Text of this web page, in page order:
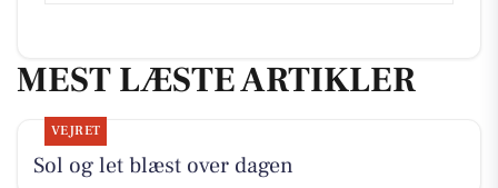
MEST LÆSTE ARTIKLER
VEJRET
Sol og let blæst over dagen